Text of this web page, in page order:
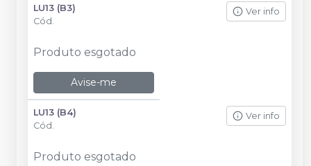
LU13 (B3)
Cód.
Ver info
Produto esgotado
Avise-me
LU13 (B4)
Cód.
Ver info
Produto esgotado